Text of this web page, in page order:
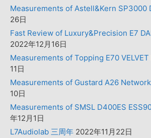
Measurements of Astell&Kern SP3000
26日
Fast Review of Luxury&Precision E7
2022年12月16日
Measurements of Topping E70 VELVET
11日
Measurements of Gustard A26 Network
10日
Measurements of SMSL D400ES
年12月1日
L7Audiolab 三周年 2022年11月22日